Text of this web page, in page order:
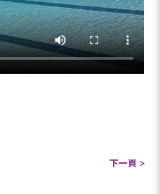
下一頁 >